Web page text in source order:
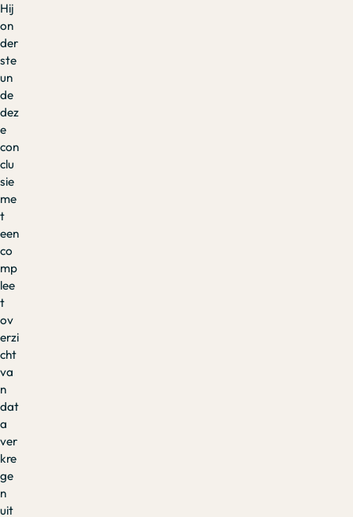
Hij
on
der
ste
un
de
dez
e
con
clu
sie
me
t
een
co
mp
lee
t
ov
erzi
cht
va
n
dat
a
ver
kre
ge
n
uit